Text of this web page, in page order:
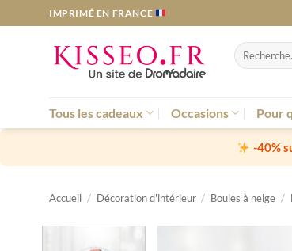
au
IMPRIMÉ EN FRANCE
Recherche
pour :
Tous les cadeaux Occasions Pour
-40%
Accueil / Décoration d'intérieur / Boules à neige /